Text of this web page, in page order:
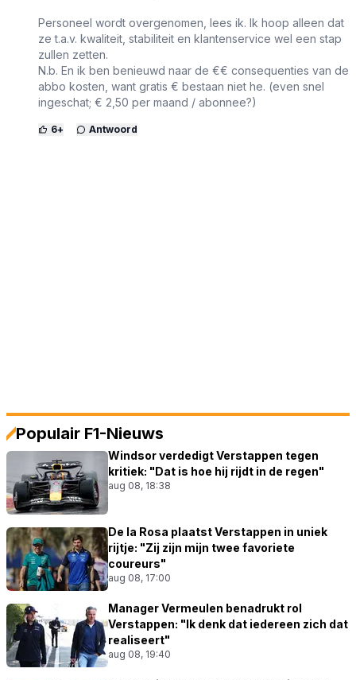
Personeel wordt overgenomen, lees ik. Ik hoop alleen dat
ze t.a.v. kwaliteit, stabiliteit en klantenservice wel een stap
zullen zetten.
N.b. En ik ben benieuwd naar de €€ consequenties van de
abbo kosten, want gratis € bestaan niet he. (even snel
ingeschat; € 2,50 per maand / abonnee?)
6+ Antwoord
Populair F1-Nieuws
Windsor verdedigt Verstappen tegen
kritiek: "Dat is hoe hij rijdt in de regen"
aug 08, 18:38
De la Rosa plaatst Verstappen in uniek
rijtje: "Zij zijn mijn twee favoriete
coureurs"
aug 08, 17:00
Manager Vermeulen benadrukt rol
Verstappen: "Ik denk dat iedereen zich dat
realiseert"
aug 08, 19:40